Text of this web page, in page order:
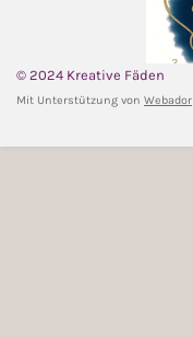
© 2024 Kreative Fäden
Mit Unterstützung von Webador